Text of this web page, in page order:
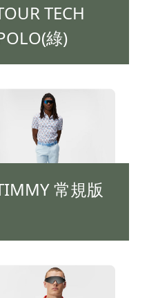
TECH
綠)
常規版